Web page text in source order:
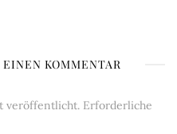
KOMMENTAR
veröffentlicht. Erforderliche